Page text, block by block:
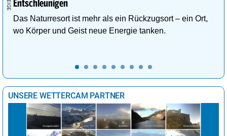
Entschleunigen
Das Naturresort ist mehr als ein Rückzugsort – ein Ort,
wo Körper und Geist neue Energie tanken.
UNSERE WETTERCAM PARTNER